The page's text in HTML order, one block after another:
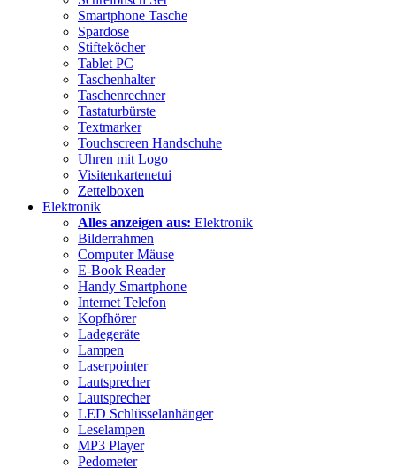
Smartphone Tasche
Spardose
Stifteköcher
Tablet PC
Taschenhalter
Taschenrechner
Tastaturbürste
Textmarker
Touchscreen Handschuhe
Uhren mit Logo
Visitenkartenetui
Zettelboxen
Elektronik
Alles anzeigen aus: Elektronik
Bilderrahmen
Computer Mäuse
E-Book Reader
Handy Smartphone
Internet Telefon
Kopfhörer
Ladegeräte
Lampen
Laserpointer
Lautsprecher
Lautsprecher
LED Schlüsselanhänger
Leselampen
MP3 Player
Pedometer